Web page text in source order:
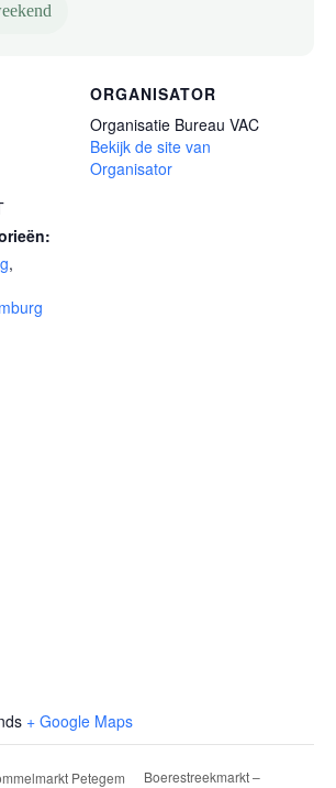
,
ORGANISATOR
Organisatie Bureau VAC
Bekijk de site van
Organisator
+ Google Maps
Petegem
Boerestreekmarkt –